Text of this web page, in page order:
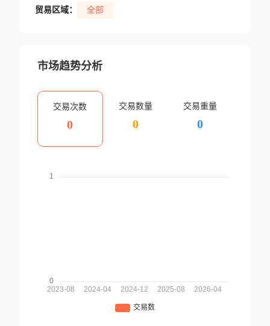
贸易区域： 全部
市场趋势分析
交易次数
0
交易数量
0
交易重量
0